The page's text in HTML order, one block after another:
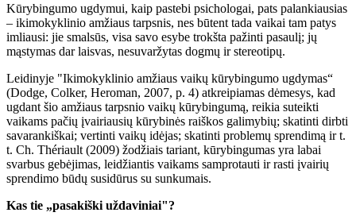
Kūrybingumo ugdymui, kaip pastebi psichologai, pats palankiausias
– ikimokyklinio amžiaus tarpsnis, nes būtent tada vaikai tam patys
imliausi: jie smalsūs, visa savo esybe trokšta pažinti pasaulį; jų
mąstymas dar laisvas, nesuvaržytas dogmų ir stereotipų.
Leidinyje "Ikimokyklinio amžiaus vaikų kūrybingumo ugdymas“
(Dodge, Colker, Heroman, 2007, p. 4) atkreipiamas dėmesys, kad
ugdant šio amžiaus tarpsnio vaikų kūrybingumą, reikia suteikti
vaikams pačių įvairiausių kūrybinės raiškos galimybių; skatinti dirbti
savarankiškai; vertinti vaikų idėjas; skatinti problemų sprendimą ir t.
t. Ch. Thériault (2009) žodžiais tariant, kūrybingumas yra labai
svarbus gebėjimas, leidžiantis vaikams samprotauti ir rasti įvairių
sprendimo būdų susidūrus su sunkumais.
Kas tie „pasakiški uždaviniai"?